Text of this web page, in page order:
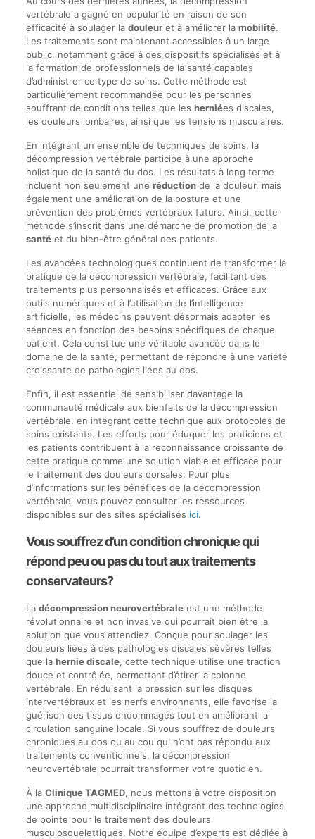
vertébrale a gagné en popularité en raison de son
efficacité à soulager la douleuret à améliorer la mobilité.
Les traitements sont maintenant accessibles à un large
public, notamment grâce à des dispositifs spécialisés et à
la formation de professionnels de la santé capables
d’administrer ce type de soins. Cette méthode est
particulièrement recommandée pour les personnes
souffrant de conditions telles que les herniées discales,
les douleurs lombaires, ainsi que les tensions musculaires.
En intégrant un ensemble de techniques de soins, la
décompression vertébrale participe à une approche
holistique de la santé du dos. Les résultats à long terme
incluent non seulement une réductionde la douleur, mais
également une amélioration de la posture et une
prévention des problèmes vertébraux futurs. Ainsi, cette
méthode s’inscrit dans une démarche de promotion de la
santéet du bien-être général des patients.
Les avancées technologiques continuent de transformer la
pratique de la décompression vertébrale, facilitant des
traitements plus personnalisés et efficaces. Grâce aux
outils numériques et à l’utilisation de l’intelligence
artificielle, les médecins peuvent désormais adapter les
séances en fonction des besoins spécifiques de chaque
patient. Cela constitue une véritable avancée dans le
domaine de la santé, permettant de répondre à une variété
croissante de pathologies liées au dos.
Enfin, il est essentiel de sensibiliser davantage la
communauté médicale aux bienfaits de la décompression
vertébrale, en intégrant cette technique aux protocoles de
soins existants. Les efforts pour éduquer les praticiens et
les patients contribuent à la reconnaissance croissante de
cette pratique comme une solution viable et efficace pour
le traitement des douleurs dorsales. Pour plus
d’informations sur les bénéfices de la décompression
vertébrale, vous pouvez consulter les ressources
disponibles sur des sites spécialisés ici.
Vous souffrez d’un condition chronique qui
répond peu ou pas du tout aux traitements
conservateurs?
La décompression neurovertébraleest une méthode
révolutionnaire et non invasive qui pourrait bien être la
solution que vous attendiez. Conçue pour soulager les
douleurs liées à des pathologies discales sévères telles
que la hernie discale, cette technique utilise une traction
douce et contrôlée, permettant d’étirer la colonne
vertébrale. En réduisant la pression sur les disques
intervertébraux et les nerfs environnants, elle favorise la
guérison des tissus endommagés tout en améliorant la
circulation sanguine locale. Si vous souffrez de douleurs
chroniques au dos ou au cou qui n’ont pas répondu aux
traitements conventionnels, la décompression
neurovertébrale pourrait transformer votre quotidien.
À la Clinique TAGMED, nous mettons à votre disposition
une approche multidisciplinaire intégrant des technologies
de pointe pour le traitement des douleurs
musculosquelettiques. Notre équipe d’experts est dédiée à